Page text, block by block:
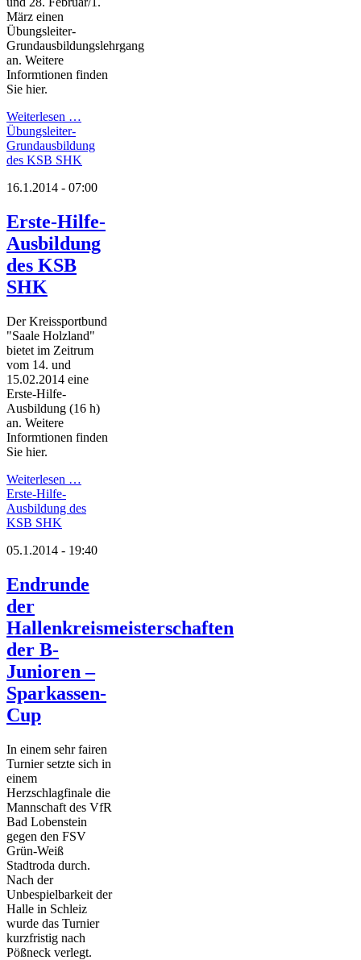
März einen
Übungsleiter-
Grundausbildungslehrgang
an. Weitere
Informtionen finden
Sie hier.
Weiterlesen …
Übungsleiter-
Grundausbildung
des KSB SHK
16.1.2014 - 07:00
Erste-Hilfe-
Ausbildung
des KSB
SHK
Der Kreissportbund
"Saale Holzland"
bietet im Zeitrum
vom 14. und
15.02.2014 eine
Erste-Hilfe-
Ausbildung (16 h)
an. Weitere
Informtionen finden
Sie hier.
Weiterlesen …
Erste-Hilfe-
Ausbildung des
KSB SHK
05.1.2014 - 19:40
Endrunde
der
Hallenkreismeisterschaften
der B-
Junioren –
Sparkassen-
Cup
In einem sehr fairen
Turnier setzte sich in
einem
Herzschlagfinale die
Mannschaft des VfR
Bad Lobenstein
gegen den FSV
Grün-Weiß
Stadtroda durch.
Nach der
Unbespielbarkeit der
Halle in Schleiz
wurde das Turnier
kurzfristig nach
Pößneck verlegt.